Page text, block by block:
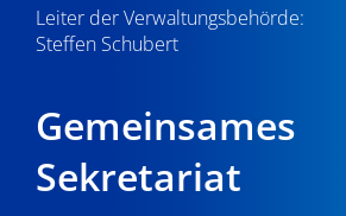
Leiter der Verwaltungsbehörde:
Steffen Schubert
Gemeinsames
Sekretariat